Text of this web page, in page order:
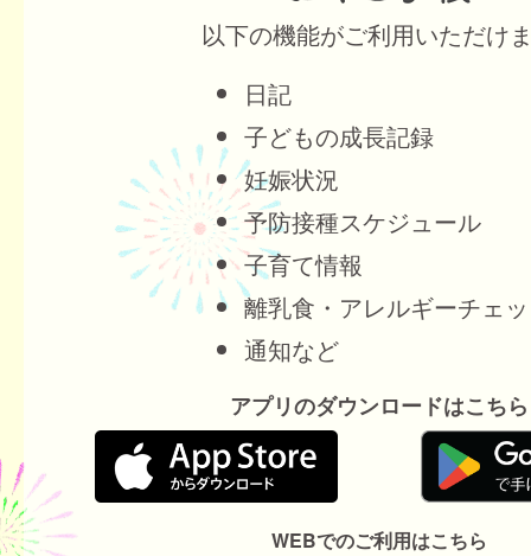
以下の機能がご利用いただけ
日記
子どもの成長記録
妊娠状況
予防接種スケジュール
子育て情報
離乳食・アレルギーチェ
通知など
アプリのダウンロードはこちら
WEBでのご利用はこちら